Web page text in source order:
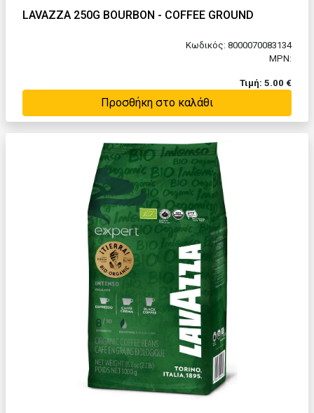
LAVAZZA 250G BOURBON - COFFEE GROUND
Κωδικός: 8000070083134
MPN:
Τιμή: 5.00 €
Προσθήκη στο καλάθι